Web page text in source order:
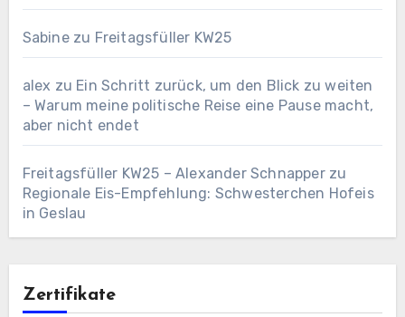
Sabinezu Freitagsfüller KW25
alex zu Ein Schritt zurück, um den Blick zu weiten
– Warum meine politische Reise eine Pause macht,
aber nicht endet
Freitagsfüller KW25 – Alexander Schnapperzu
Regionale Eis-Empfehlung: Schwesterchen Hofeis
in Geslau
Zertifikate